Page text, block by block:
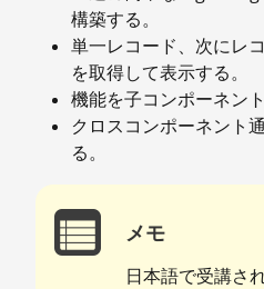
構築する。
単一レコード、次にレ
を取得して表示する。
機能を子コンポーネン
クロスコンポーネント
る。
メモ
日本語で受講さ